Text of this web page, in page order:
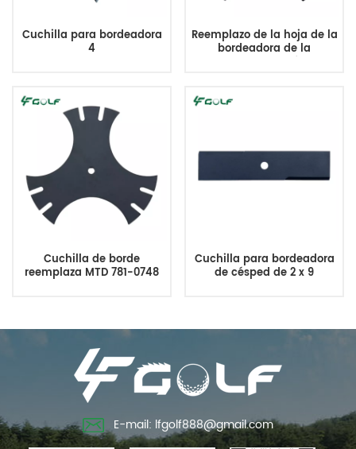
Cuchilla para bordeadora
4
Reemplazo de la hoja de la
bordeadora de la
recortadora de césped
Cuchilla de borde
reemplaza MTD 781-0748
Cuchilla para bordeadora
de césped de 2 x 9
E-mail: lfgolf888@gmail.com